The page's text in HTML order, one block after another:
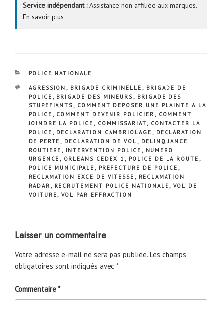
Service indépendant :Assistance non affiliée aux marques.
En savoir plus
CATÉGORIES
POLICE NATIONALE
ÉTIQUETTES
AGRESSION , BRIGADE CRIMINELLE , BRIGADE DE
POLICE , BRIGADE DES MINEURS, BRIGADE DES
STUPEFIANTS, COMMENT DEPOSER UNE PLAINTE A LA
POLICE , COMMENT DEVENIR POLICIER , COMMENT
JOINDRE LA POLICE , COMMISSARIAT, CONTACTER LA
POLICE , DECLARATION CAMBRIOLAGE , DECLARATION
DE PERTE , DECLARATION DE VOL , DELINQUANCE
ROUTIERE , INTERVENTION POLICE , NUMERO
URGENCE , ORLEANS CEDEX 1 , POLICE DE LA ROUTE ,
POLICE MUNICIPALE , PREFECTURE DE POLICE ,
RECLAMATION EXCE DE VITESSE , RECLAMATION
RADAR , RECRUTEMENT POLICE NATIONALE , VOL DE
VOITURE , VOL PAR EFFRACTION
Laisser un commentaire
Votre adresse e-mail ne sera pas publiée. Les champs
obligatoires sont indiqués avec *
Commentaire *